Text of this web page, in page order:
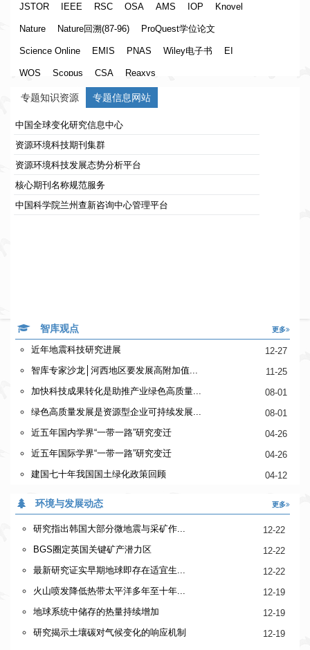
JSTOR IEEE RSC OSA AMS IOP Knovel
Nature Nature回溯(87-96) ProQuest学位论文
Science Online EMIS PNAS Wiley电子书 EI
WOS Scopus CSA Reaxys
专题知识资源 专题信息网站
中国全球变化研究信息中心
资源环境科技期刊集群
资源环境科技发展态势分析平台
核心期刊名称规范服务
中国科学院兰州查新咨询中心管理平台
智库观点 更多
近年地震科技研究进展
12-27
智库专家沙龙│河西地区要发展高附加值...
11-25
加快科技成果转化是助推产业绿色高质量...
08-01
绿色高质量发展是资源型企业可持续发展...
08-01
近五年国内学界“一带一路”研究变迁
04-26
近五年国际学界“一带一路”研究变迁
04-26
建国七十年我国国土绿化政策回顾
04-12
环境与发展动态 更多
研究指出韩国大部分微地震与采矿作...
12-22
BGS圈定英国关键矿产潜力区
12-22
最新研究证实早期地球即存在适宜生...
12-22
火山喷发降低热带太平洋多年至十年...
12-19
地球系统中储存的热量持续增加
12-19
研究揭示土壤碳对气候变化的响应机制
12-19